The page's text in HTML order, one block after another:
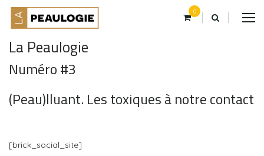
0
La Peaulogie
Numéro #3
(Peau)lluant. Les toxiques à notre contact
[brick_social_site]